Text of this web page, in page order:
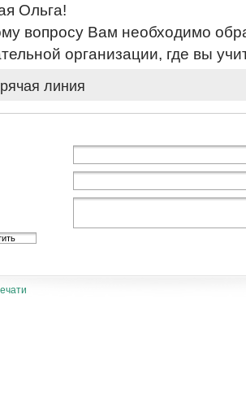
Ольга!
вопросу Вам необходимо
организации, где вы
линия